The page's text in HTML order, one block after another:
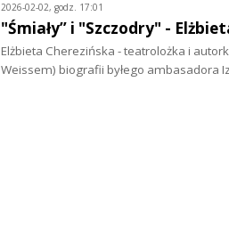
2026-02-02, godz. 17:01
"Śmiały” i "Szczodry" -
Elżbieta Cherezińska - teatrolożka i
Weissem) biografii byłego ambasadora